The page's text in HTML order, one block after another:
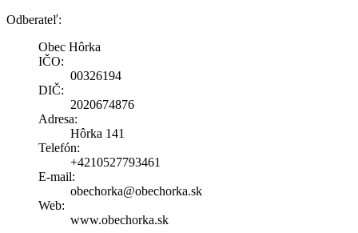
Odberateľ:
Obec Hôrka
IČO:
00326194
DIČ:
2020674876
Adresa:
Hôrka 141
Telefón:
+4210527793461
E-mail:
obechorka@obechorka.sk
Web:
www.obechorka.sk